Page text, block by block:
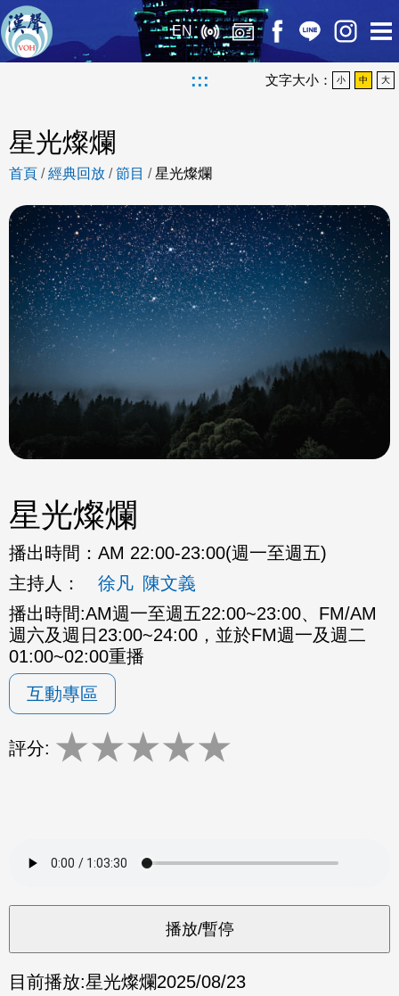
EN
::: 文字大小： 小 中 大
星光燦爛
首頁 /經典回放 /節目 /星光燦爛
星光燦爛
播出時間： AM 22:00-23:00(週一至週五)
主持人：
徐凡 陳文義
播出時間:AM週一至週五22:00~23:00、FM/AM
週六及週日23:00~24:00，並於FM週一及週二
01:00~02:00重播
互動專區
評分: ★★★★★
目前播放:星光燦爛2025/08/23